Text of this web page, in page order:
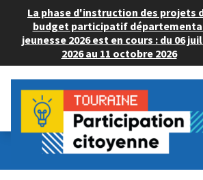
La phase d'instruction des projets
budget participatif
jeunesse 2026 est en cours : du 06
2026 au 11 octobre 2026
Budget Participatif JEUNESSE 2026
💡 Consulter les projets déposés